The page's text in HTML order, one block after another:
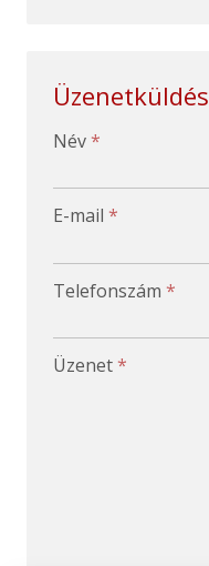
Üzenetküldés
-
Név*
E-mail *
Telefonszám *
Üzenet*